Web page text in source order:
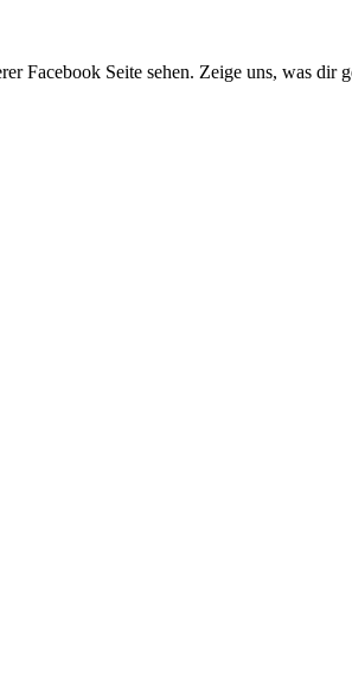
Facebook Seite sehen. Zeige uns, was dir